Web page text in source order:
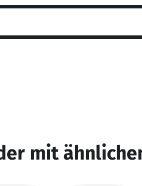
mit